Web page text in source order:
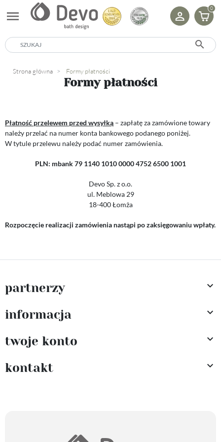
menu 0
search
Strona główna Formy płatności
Formy płatności
Płatność przelewem przed wysyłką – zapłatę za zamówione towary
należy przelać na numer konta bankowego podanego poniżej.
W tytule przelewu należy podać numer zamówienia.
PLN: mbank 79 1140 1010 0000 4752 6500 1001
Devo Sp. z o.o.
ul. Meblowa 29
18-400 Łomża
Rozpoczęcie realizacji zamówienia nastąpi po zaksięgowaniu wpłaty.
partnerzy 
informacja 
twoje konto 
kontakt 